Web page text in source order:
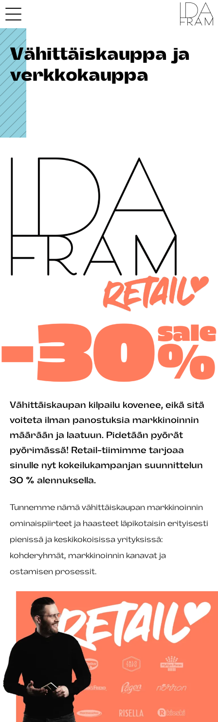
Vähittäiskauppa ja
verkkokauppa
Vähittäiskaupan kilpailu kovenee, eikä sitä
voiteta ilman panostuksia markkinoinnin
määrään ja laatuun. Pidetään pyörät
pyörimässä! Retail-tiimimme tarjoaa
sinulle nyt kokeilukampanjan suunnittelun
30 % alennuksella.
Tunnemme nämä vähittäiskaupan markkinoinnin
ominaispiirteet ja haasteet läpikotaisin erityisesti
pienissä ja keskikokoisissa yrityksissä:
kohderyhmät, markkinoinnin kanavat ja
ostamisen prosessit.